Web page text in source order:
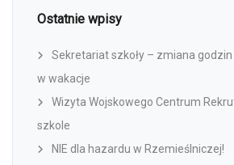
Ostatnie wpisy
Sekretariat szkoły – zmiana
w wakacje
Wizyta Wojskowego Centrum
szkole
NIE dla hazardu w Rzemieślniczej!